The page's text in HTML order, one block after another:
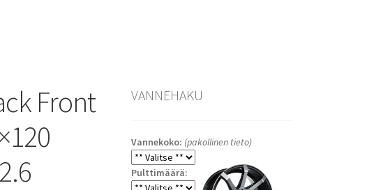
Front
VANNEHAKU
Vannekoko: (pakollinen tieto)
Pulttimäärä: